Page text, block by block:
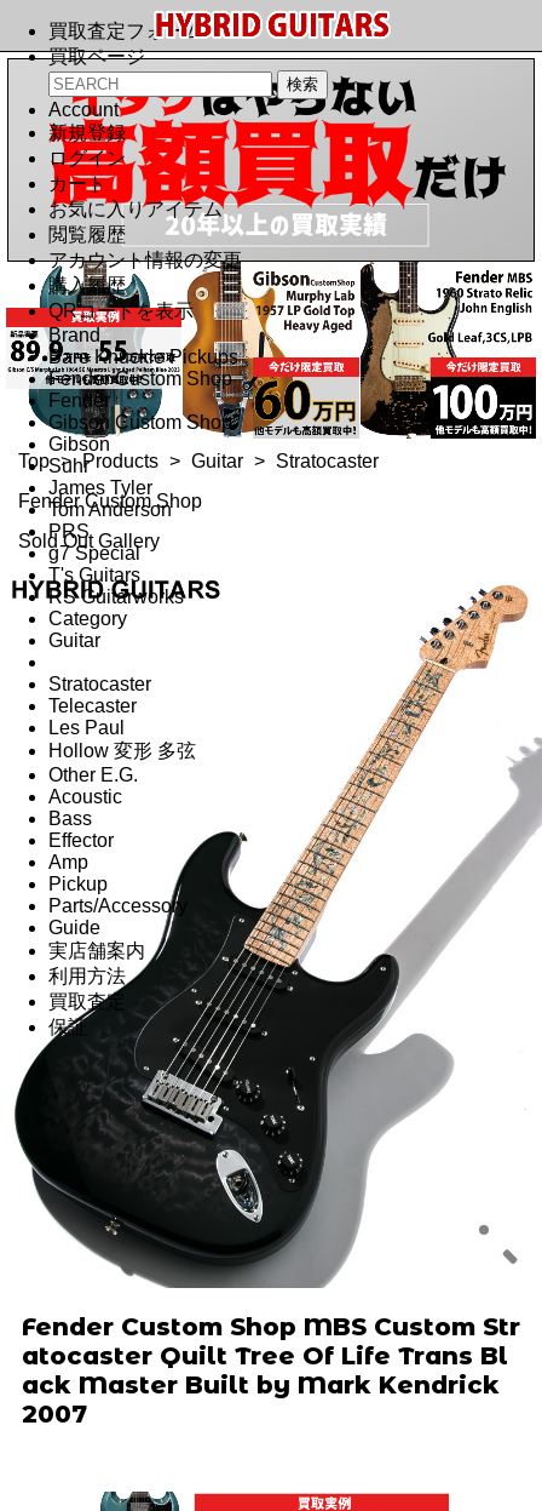
買取査定フォーム
買取ページ
Account
新規登録
ログイン
カート
お気に入りアイテム
閲覧履歴
アカウント情報の変更
購入履歴
QRコードを表示
Brand
Bare Knuckle Pickups
Fender Custom Shop
Fender
Gibson Custom Shop
Gibson
Suhr
James Tyler
Tom Anderson
PRS
g7 Special
T's Guitars
RS Guitarworks
Category
Guitar
Stratocaster
Telecaster
Les Paul
Hollow 変形 多弦
Other E.G.
Acoustic
Bass
Effector
Amp
Pickup
Parts/Accessory
Guide
実店舗案内
利用方法
買取査定
保証
Top > Products > Guitar > Stratocaster
Fender Custom Shop
Sold Out Gallery
Fender Custom Shop MBS Custom Str
atocaster Quilt Tree Of Life Trans Bl
ack Master Built by Mark Kendrick
2007